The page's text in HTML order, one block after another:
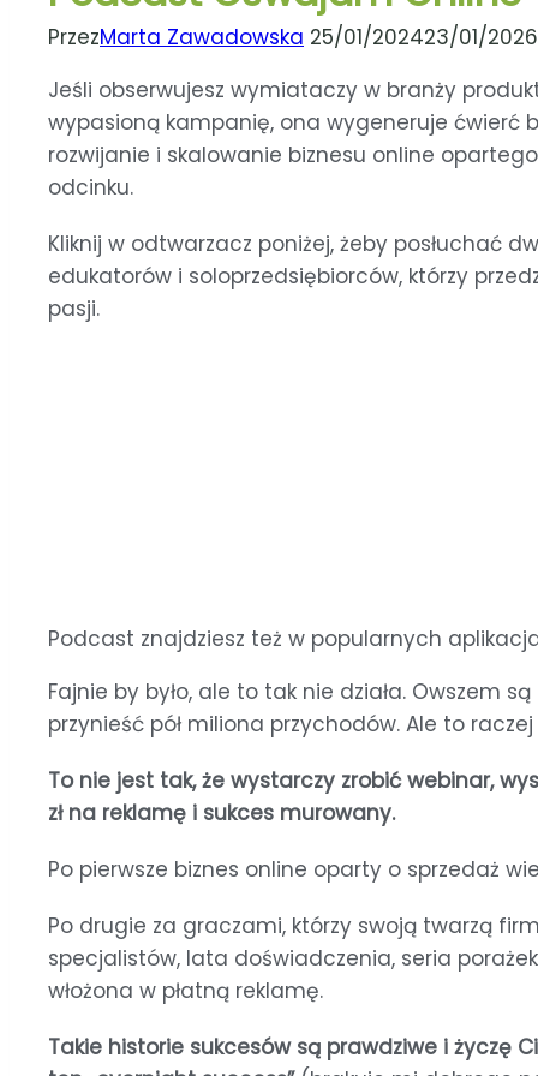
PrzezMarta Zawadowska 25/01/202423/01/2026
Jeśli obserwujesz wymiataczy w branży
wypasioną kampanię, ona wygeneruje ćwierć
rozwijanie i skalowanie biznesu online
odcinku.
Kliknij w odtwarzacz poniżej, żeby posłuchać
edukatorów i soloprzedsiębiorców, którzy
pasji.
Podcast znajdziesz też w popularnych
Fajnie by było, ale to tak nie działa. Owszem
przynieść pół miliona przychodów. Ale to
To nie jest tak, że wystarczy zrobić webinar,
zł na reklamę i sukces murowany.
Po pierwsze biznes online oparty o sprzedaż
Po drugie za graczami, którzy swoją twarzą
specjalistów, lata doświadczenia, seria
włożona w płatną reklamę.
Takie historie sukcesów są prawdziwe i życzę